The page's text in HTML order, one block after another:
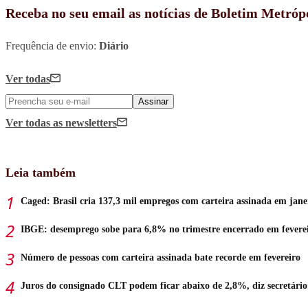
Receba no seu email as notícias de Boletim
Frequência de envio: Diário
Ver todas
Assinar
Ver todas as newsletters
Leia também
Caged: Brasil cria 137,3 mil empregos com carteira assinada em
IBGE: desemprego sobe para 6,8% no trimestre encerrado em
Número de pessoas com carteira assinada bate recorde em fevereiro
Juros do consignado CLT podem ficar abaixo de 2,8%, diz secretário